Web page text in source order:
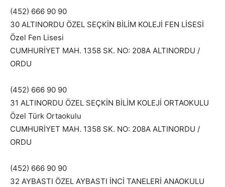
(452) 666 90 90
30 ALTINORDU ÖZEL SEÇKİN BİLİM KOLEJİ FEN LİSESİ
Özel Fen Lisesi
CUMHURİYET MAH. 1358 SK. NO: 208A ALTINORDU /
ORDU
(452) 666 90 90
31 ALTINORDU ÖZEL SEÇKİN BİLİM KOLEJİ ORTAOKULU
Özel Türk Ortaokulu
CUMHURİYET MAH. 1358 SK. NO: 208A ALTINORDU /
ORDU
(452) 666 90 90
32 AYBASTI ÖZEL AYBASTI İNCİ TANELERİ ANAOKULU